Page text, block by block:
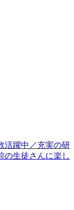
活躍中／充実の研
生徒さんに楽し